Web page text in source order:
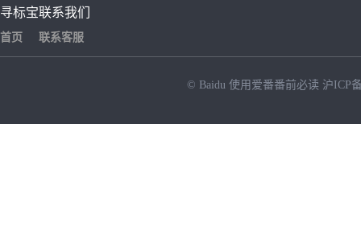
寻标宝
首页
联系我们
联系客服
© Baidu 使用爱番番前必读 沪ICP